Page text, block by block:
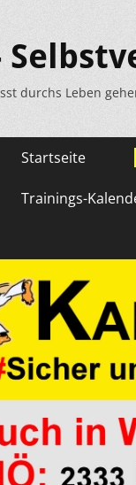
durchs Leben
Startseite
Trainings-